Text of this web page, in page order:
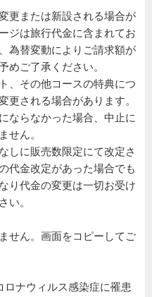
更または新設される場合が
ジは旅行代金に含まれてお
為替変動によりご請求額が
めご了承ください。
、その他コースの特典につ
更される場合があります。
ならなかった場合、中止に
せん。
しに販売数限定にて改定さ
代金改定があった場合でも
り代金の変更は一切お受け
い。
せん。画面をコピーしてご
ナウィルス感染症に罹患